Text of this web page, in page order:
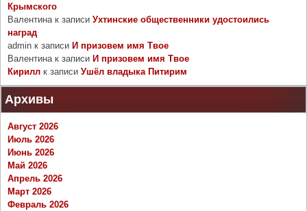
Крымского
Валентинак записи Ухтинские общественники удостоились
наград
admin к записи И призовем имя Твое
Валентинак записи И призовем имя Твое
Кирилл к записи Ушёл владыка Питирим
Архивы
Август 2026
Июль 2026
Июнь 2026
Май 2026
Апрель 2026
Март 2026
Февраль 2026